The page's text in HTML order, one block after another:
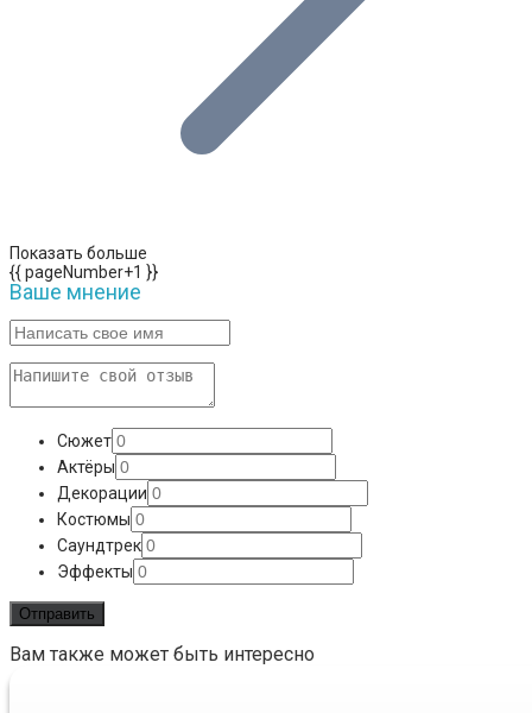
Показать больше
{{ pageNumber+1 }}
Ваше мнение
Сюжет
Актёры
Декорации
Костюмы
Саундтрек
Эффекты
Вам также может быть интересно